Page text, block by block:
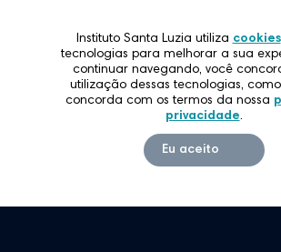
Instituto Santa Luzia utiliza cookies
tecnologias para melhorar a sua
continuar navegando, você
utilização dessas tecnologias,
concorda com os termos da nossa
privacidade.
Eu aceito